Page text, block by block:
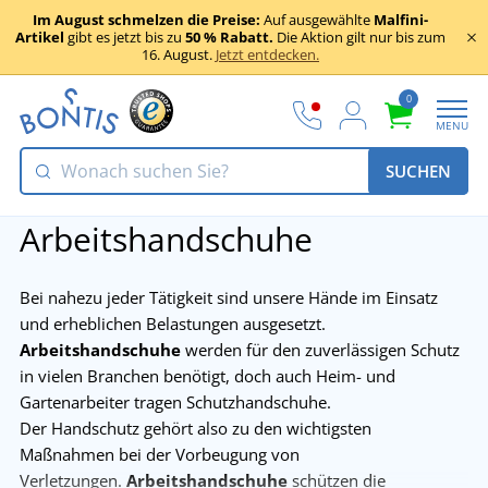
Im August schmelzen die Preise: Auf ausgewählte Malfini-
Artikel gibt es jetzt bis zu 50 % Rabatt. Die Aktion gilt nur bis zum
16. August. Jetzt entdecken.
0
MENU
SUCHEN
Arbeitshandschuhe
Bei nahezu jeder Tätigkeit sind unsere Hände im Einsatz
und erheblichen Belastungen ausgesetzt.
Arbeitshandschuhe werden für den zuverlässigen Schutz
in vielen Branchen benötigt, doch auch Heim- und
Gartenarbeiter tragen Schutzhandschuhe.
Der Handschutz gehört also zu den wichtigsten
Maßnahmen bei der Vorbeugung von
Verletzungen. Arbeitshandschuhe schützen die